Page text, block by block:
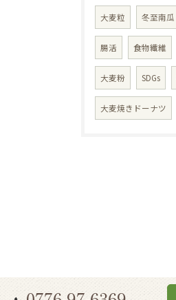
大麦粒 冬至南瓜
腸活 食物繊維
大麦粉 SDGs
大麦焼きドーナツ